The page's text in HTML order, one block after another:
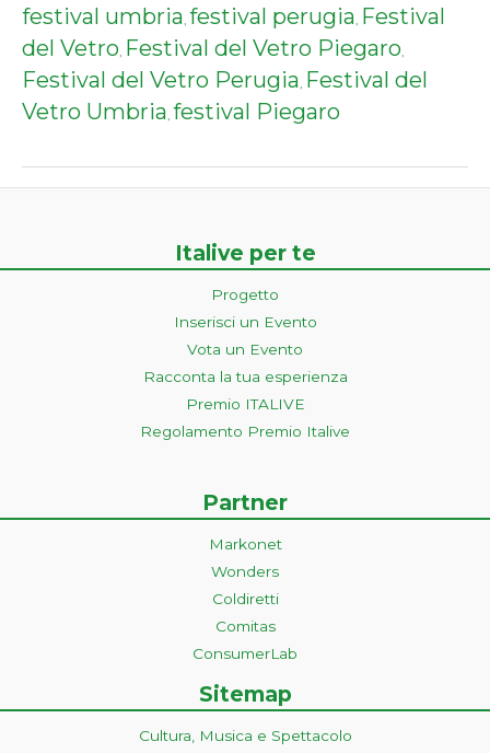
festival umbria, festival perugia, Festival
del Vetro, Festival del Vetro Piegaro,
Festival del Vetro Perugia, Festival del
Vetro Umbria, festival Piegaro
Italive per te
Progetto
Inserisci un Evento
Vota un Evento
Racconta la tua esperienza
Premio ITALIVE
Regolamento Premio Italive
Partner
Markonet
Wonders
Coldiretti
Comitas
ConsumerLab
Sitemap
Cultura, Musica e Spettacolo